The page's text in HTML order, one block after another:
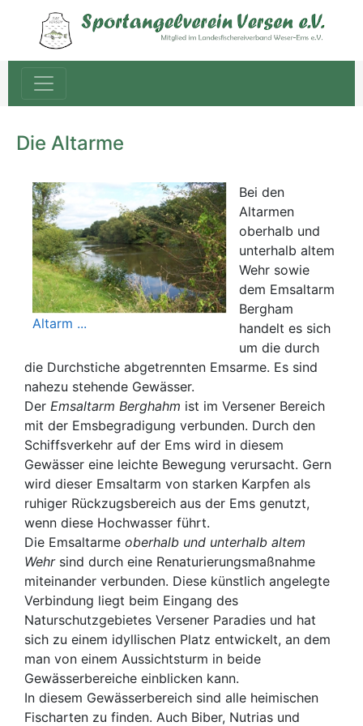
Die Altarme
Altarm ...
Bei den
Altarmen
oberhalb und
unterhalb altem
Wehr sowie
dem Emsaltarm
Bergham
handelt es sich
um die durch
die Durchstiche abgetrennten Emsarme. Es sind
nahezu stehende Gewässer.
Der Emsaltarm Berghahm ist im Versener Bereich
mit der Emsbegradigung verbunden. Durch den
Schiffsverkehr auf der Ems wird in diesem
Gewässer eine leichte Bewegung verursacht. Gern
wird dieser Emsaltarm von starken Karpfen als
ruhiger Rückzugsbereich aus der Ems genutzt,
wenn diese Hochwasser führt.
Die Emsaltarme oberhalb und unterhalb altem
Wehrsind durch eine Renaturierungsmaßnahme
miteinander verbunden. Diese künstlich angelegte
Verbindung liegt beim Eingang des
Naturschutzgebietes Versener Paradies und hat
sich zu einem idyllischen Platz entwickelt, an dem
man von einem Aussichtsturm in beide
Gewässerbereiche einblicken kann.
In diesem Gewässerbereich sind alle heimischen
Fischarten zu finden. Auch Biber, Nutrias und